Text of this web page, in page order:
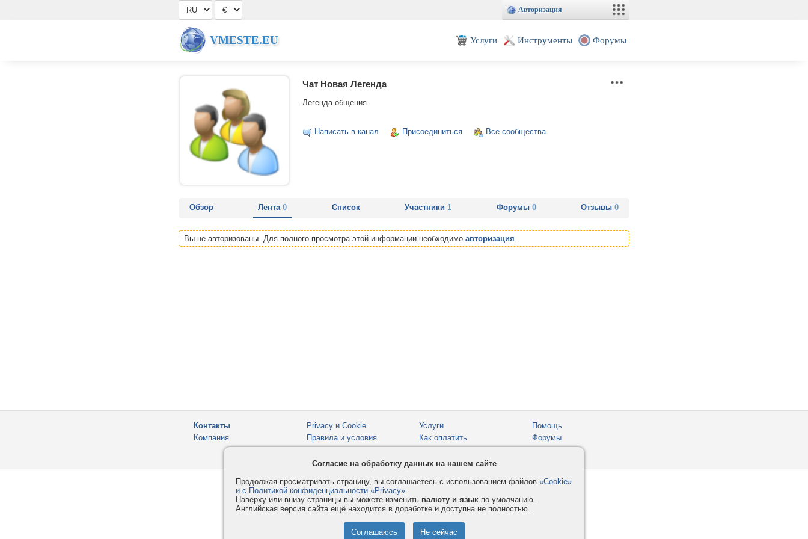
Авторизация
VMESTE.EU Услуги Инструменты Форумы
Чат Новая Легенда
Легенда общения
Написать в канал Присоединиться Все сообщества
Обзор Лента0 Список Участники1 Форумы 0 Отзывы 0
Вы не авторизованы. Для полного просмотра этой информации необходимо авторизация.
Контакты
Компания
Privacy и Cookie
Правила и условия
Услуги
Как оплатить
Помощь
Форумы
Согласие на обработку данных на нашем сайте
Продолжая просматривать страницу, вы соглашаетесь с использованием файлов «Cookie»
и с Политикой конфиденциальности «Privacy».
Наверху или внизу страницы вы можете изменить валюту и язык по умолчанию.
Английская версия сайта ещё находится в доработке и доступна не полностью.